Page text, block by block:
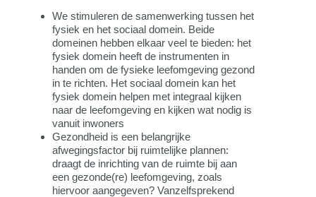
We stimuleren de samenwerking tussen het
fysiek en het sociaal domein. Beide
domeinen hebben elkaar veel te bieden: het
fysiek domein heeft de instrumenten in
handen om de fysieke leefomgeving gezond
in te richten. Het sociaal domein kan het
fysiek domein helpen met integraal kijken
naar de leefomgeving en kijken wat nodig is
vanuit inwoners
Gezondheid is een belangrijke
afwegingsfactor bij ruimtelijke plannen:
draagt de inrichting van de ruimte bij aan
een gezonde(re) leefomgeving, zoals
hiervoor aangegeven? Vanzelfsprekend